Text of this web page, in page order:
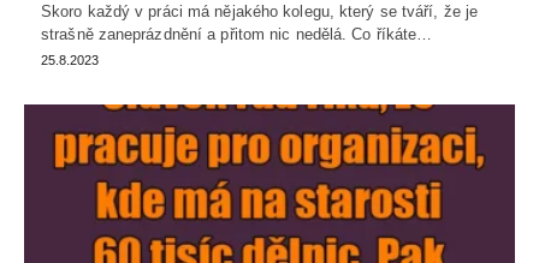
Skoro každý v práci má nějakého kolegu, který se tváří, že je
strašně zaneprázdnění a přitom nic nedělá. Co říkáte…
25.8.2023